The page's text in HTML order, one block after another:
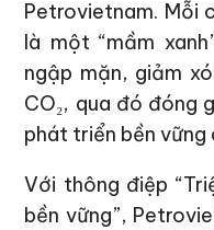
Petrovietnam. Mỗi
là một “mầm
ngập mặn, giảm
CO₂, qua đó đóng
phát triển bền
Với thông điệp
bền vững”,